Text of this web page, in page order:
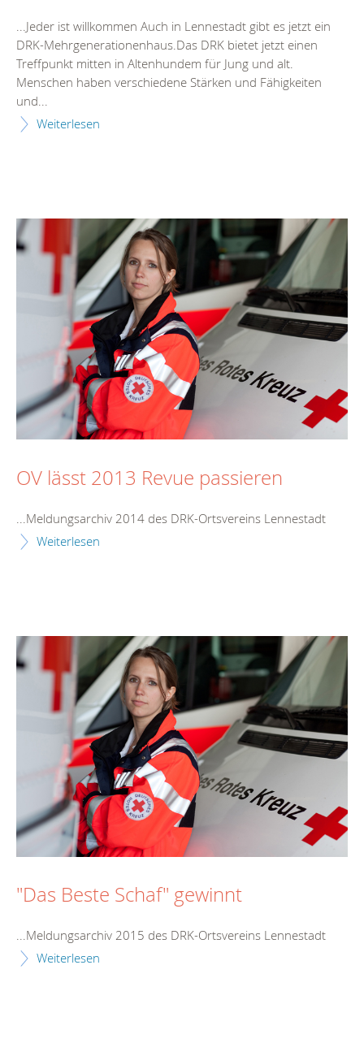
...Jeder ist willkommen Auch in Lennestadt gibt es jetzt ein
DRK-Mehrgenerationenhaus.Das DRK bietet jetzt einen
Treffpunkt mitten in Altenhundem für Jung und alt.
Menschen haben verschiedene Stärken und Fähigkeiten
und...
Weiterlesen
OV lässt 2013 Revue passieren
...Meldungsarchiv 2014 des DRK-Ortsvereins Lennestadt
Weiterlesen
"Das Beste Schaf" gewinnt
...Meldungsarchiv 2015 des DRK-Ortsvereins Lennestadt
Weiterlesen